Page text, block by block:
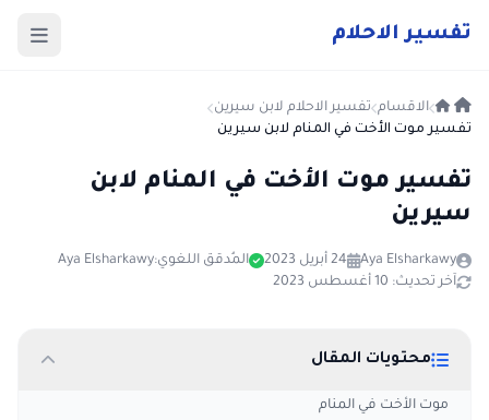
تفسير الاحلام
الاقسام تفسير الاحلام لابن سيرين
تفسير موت الأخت في المنام لابن سيرين
تفسير موت الأخت في المنام لابن
سيرين
Aya Elsharkawy 24 أبريل 2023 المُدقق اللغوي:Aya Elsharkawy
آخر تحديث: 10 أغسطس 2023
محتويات المقال
موت الأخت في المنام